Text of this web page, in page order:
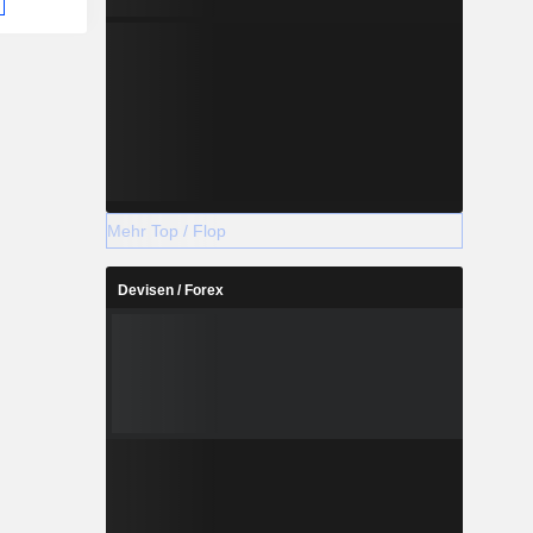
damit
Mehr Top / Flop
Devisen / Forex